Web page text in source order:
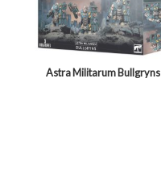
Astra Militarum Bullgryns